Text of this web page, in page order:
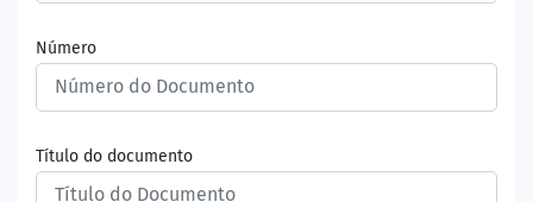
Número
Título do documento